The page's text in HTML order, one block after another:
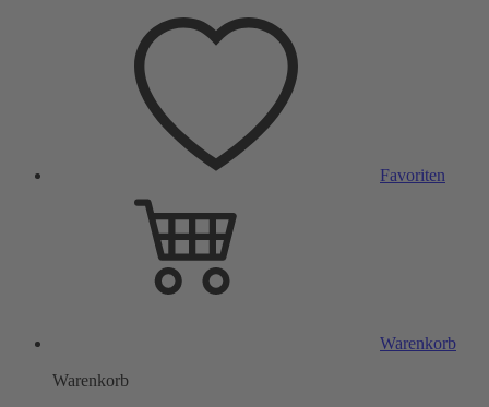
Favoriten
Warenkorb
Warenkorb